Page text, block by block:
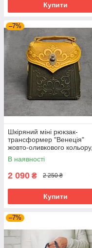
Купити
–7%
Шкіряний міні рюкзак-
трансформер "Венеція"
жовто-оливкового кольору,
17х19х7 см
В наявності
2 090 ₴ 2 250 ₴
Купити
–7%